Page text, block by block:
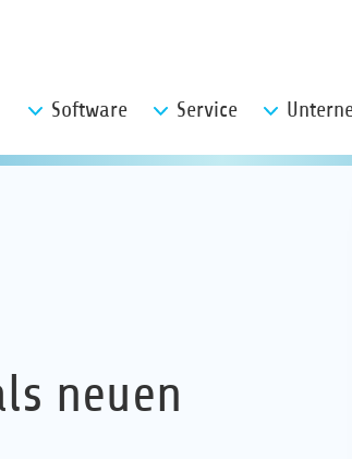
Software Service
neuen